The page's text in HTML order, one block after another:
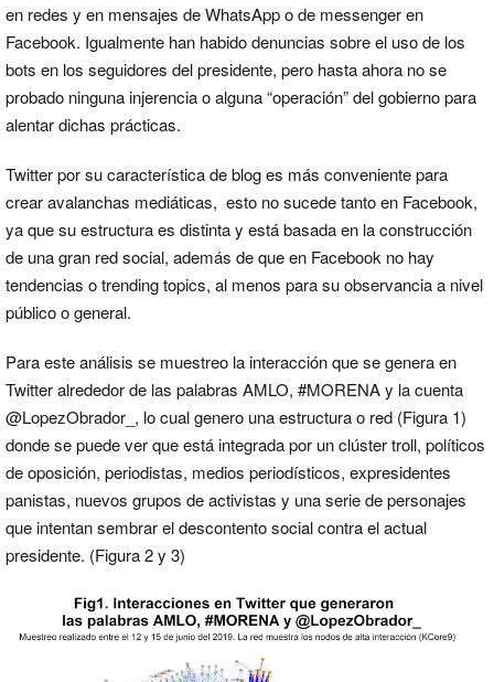
en redes y en mensajes de WhatsApp o de messenger en
Facebook. Igualmente han habido denuncias sobre el uso de los
bots en los seguidores del presidente, pero hasta ahora no se
probado ninguna injerencia o alguna “operación” del gobierno para
alentar dichas prácticas.
Twitter por su característica de blog es más conveniente para
crear avalanchas mediáticas, esto no sucede tanto en Facebook,
ya que su estructura es distinta y está basada en la construcción
de una gran red social, además de que en Facebook no hay
tendencias o trending topics, al menos para su observancia a nivel
público o general.
Para este análisis se muestreo la interacción que se genera en
Twitter alrededor de las palabras AMLO, #MORENA y la cuenta
@LopezObrador_, lo cual genero una estructura o red (Figura 1)
donde se puede ver que está integrada por un clúster troll, políticos
de oposición, periodistas, medios periodísticos, expresidentes
panistas, nuevos grupos de activistas y una serie de personajes
que intentan sembrar el descontento social contra el actual
presidente. (Figura 2 y 3)